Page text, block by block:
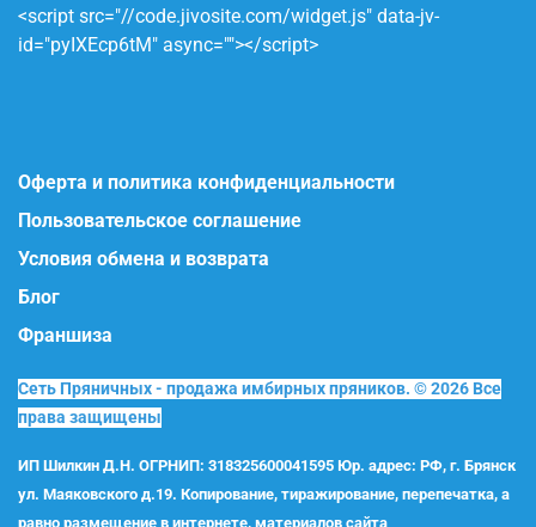
<script src="//code.jivosite.com/widget.js" data-jv-
id="pyIXEcp6tM" async=""></script>
Оферта и политика конфиденциальности
Пользовательское соглашение
Условия обмена и возврата
Блог
Франшиза
Сеть Пряничных - продажа имбирных пряников. © 2026 Все
права защищены
ИП Шилкин Д.Н. ОГРНИП: 318325600041595 Юр. адрес: РФ, г. Брянск
ул. Маяковского д.19. Копирование, тиражирование, перепечатка, а
равно размещение в интернете, материалов сайта